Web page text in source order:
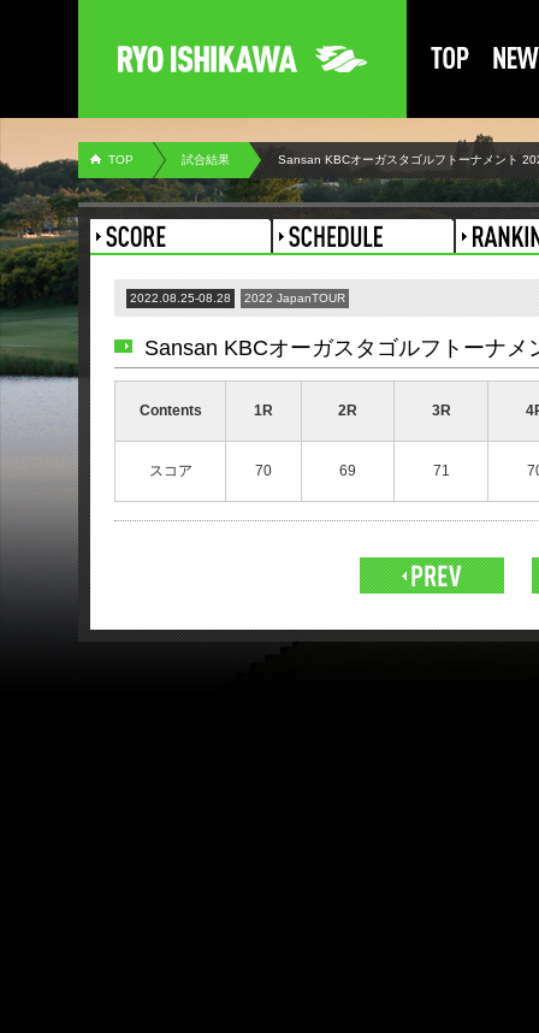
TOP 試合結果 Sansan KBCオーガスタゴルフトーナメント
2022.08.25-08.28 2022 JapanTOUR
Sansan KBCオーガスタゴルフトーナメ
Contents 1R 2R 3R
スコア 70 69 71